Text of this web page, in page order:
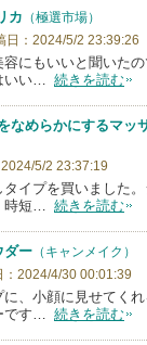
カ （極選市場）
日：2024/5/2 23:39:26
にもいいと聞いた
いい… 続きを読む
なめらかにするマッ
5/2 23:37:19
タイプを買いました
時短… 続きを読む
ダー （キャンメイク）
：2024/4/30 00:01:39
、小顔に見せてく
です… 続きを読む